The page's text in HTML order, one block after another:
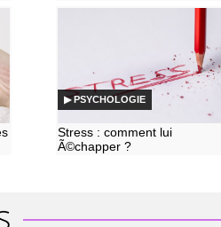
▶ PSYCHOLOGIE
Stress : comment lui
Ã©chapper ?